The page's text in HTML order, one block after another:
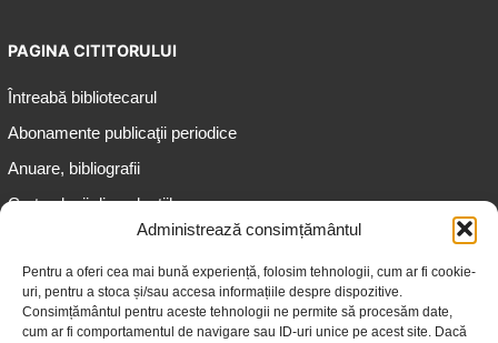
Administrează consimțământul
Pentru a oferi cea mai bună experiență, folosim tehnologii, cum ar fi cookie-
uri, pentru a stoca și/sau accesa informațiile despre dispozitive.
Consimțământul pentru aceste tehnologii ne permite să procesăm date,
cum ar fi comportamentul de navigare sau ID-uri unice pe acest site. Dacă
PAGINA CITITORULUI
Întreabă bibliotecarul
Abonamente publicaţii periodice
Anuare, bibliografii
Cartea lunii din colecțiile
Informații pentru adolescenți
Informații pentru adulți